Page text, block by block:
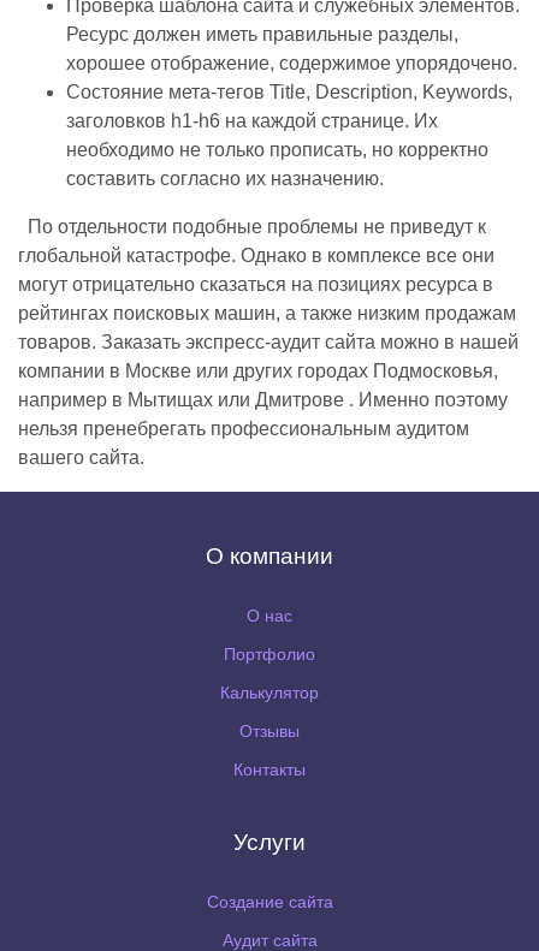
Проверка шаблона сайта и служебных элементов.
Ресурс должен иметь правильные разделы,
хорошее отображение, содержимое упорядочено.
Состояние мета-тегов Title, Description, Keywords,
заголовков h1-h6 на каждой странице. Их
необходимо не только прописать, но корректно
составить согласно их назначению.
По отдельности подобные проблемы не приведут к
глобальной катастрофе. Однако в комплексе все они
могут отрицательно сказаться на позициях ресурса в
рейтингах поисковых машин, а также низким продажам
товаров. Заказать экспресс-аудит сайта можно в нашей
компании в Москве или других городах Подмосковья,
например в Мытищах или Дмитрове . Именно поэтому
нельзя пренебрегать профессиональным аудитом
вашего сайта.
О компании
О нас
Портфолио
Калькулятор
Отзывы
Контакты
Услуги
Создание сайта
Аудит сайта